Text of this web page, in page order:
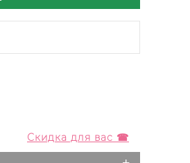
Скидка для вас ☎